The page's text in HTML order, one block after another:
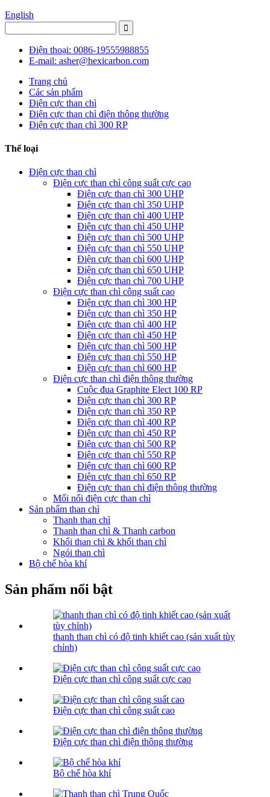
English
Điện thoại: 0086-19555988855
E-mail: asher@hexicarbon.com
Trang chủ
Các sản phẩm
Điện cực than chì
Điện cực than chì điện thông thường
Điện cực than chì 300 RP
Thể loại
Điện cực than chì
Điện cực than chì công suất cực cao
Điện cực than chì 300 UHP
Điện cực than chì 350 UHP
Điện cực than chì 400 UHP
Điện cực than chì 450 UHP
Điện cực than chì 500 UHP
Điện cực than chì 550 UHP
Điện cực than chì 600 UHP
Điện cực than chì 650 UHP
Điện cực than chì 700 UHP
Điện cực than chì công suất cao
Điện cực than chì 300 HP
Điện cực than chì 350 HP
Điện cực than chì 400 HP
Điện cực than chì 450 HP
Điện cực than chì 500 HP
Điện cực than chì 550 HP
Điện cực than chì 600 HP
Điện cực than chì điện thông thường
Cuộc đua Graphite Elect 100 RP
Điện cực than chì 300 RP
Điện cực than chì 350 RP
Điện cực than chì 400 RP
Điện cực than chì 450 RP
Điện cực than chì 500 RP
Điện cực than chì 550 RP
Điện cực than chì 600 RP
Điện cực than chì 650 RP
Điện cực than chì điện thông thường
Mối nối điện cực than chì
Sản phẩm than chì
Thanh than chì
Thanh than chì & Thanh carbon
Khối than chì & khối than chì
Ngói than chì
Bộ chế hòa khí
Sản phẩm nổi bật
thanh than chì có độ tinh khiết cao (sản xuất tùy
chỉnh)
Điện cực than chì công suất cực cao
Điện cực than chì công suất cao
Điện cực than chì điện thông thường
Bộ chế hòa khí